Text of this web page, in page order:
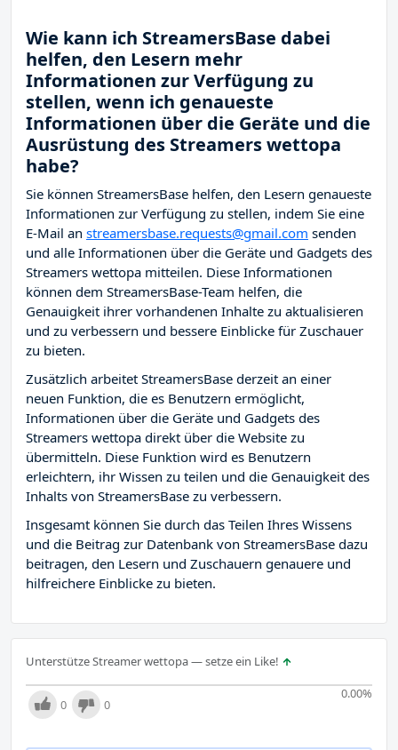
Wie kann ich StreamersBase dabei
helfen, den Lesern mehr
Informationen zur Verfügung zu
stellen, wenn ich genaueste
Informationen über die Geräte und die
Ausrüstung des Streamers wettopa
habe?
Sie können StreamersBase helfen, den Lesern genaueste
Informationen zur Verfügung zu stellen, indem Sie eine
E-Mail an streamersbase.requests@gmail.com senden
und alle Informationen über die Geräte und Gadgets des
Streamers wettopa mitteilen. Diese Informationen
können dem StreamersBase-Team helfen, die
Genauigkeit ihrer vorhandenen Inhalte zu aktualisieren
und zu verbessern und bessere Einblicke für Zuschauer
zu bieten.
Zusätzlich arbeitet StreamersBase derzeit an einer
neuen Funktion, die es Benutzern ermöglicht,
Informationen über die Geräte und Gadgets des
Streamers wettopa direkt über die Website zu
übermitteln. Diese Funktion wird es Benutzern
erleichtern, ihr Wissen zu teilen und die Genauigkeit des
Inhalts von StreamersBase zu verbessern.
Insgesamt können Sie durch das Teilen Ihres Wissens
und die Beitrag zur Datenbank von StreamersBase dazu
beitragen, den Lesern und Zuschauern genauere und
hilfreichere Einblicke zu bieten.
Unterstütze Streamer wettopa — setze ein Like!
0.00%
0 0